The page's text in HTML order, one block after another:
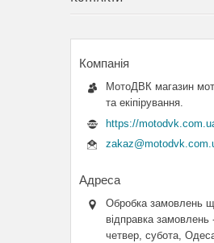
МотоДВК магазин
та екіпірування.
https://
Обробка замовлень
відправка замовлень
четвер, субота,